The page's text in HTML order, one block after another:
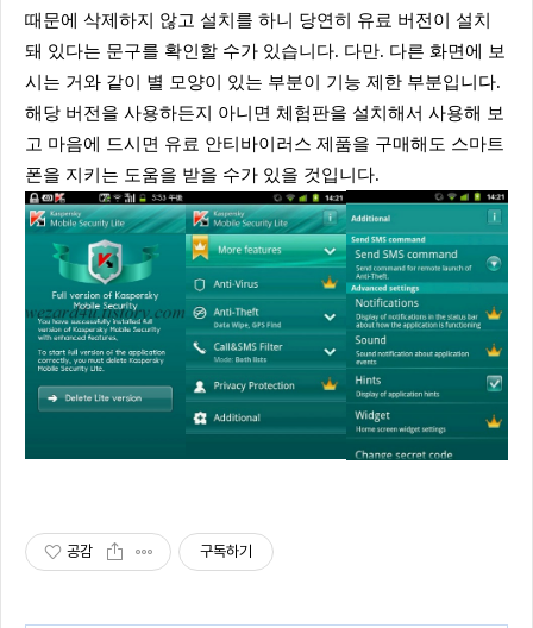
때문에 삭제하지 않고 설치를 하니 당연히 유료 버전이 설치
돼 있다는 문구를 확인할 수가 있습니다. 다만. 다른 화면에 보
시는 거와 같이 별 모양이 있는 부분이 기능 제한 부분입니다.
해당 버전을 사용하든지 아니면 체험판을 설치해서 사용해 보
고 마음에 드시면 유료 안티바이러스 제품을 구매해도 스마트
폰을 지키는 도움을 받을 수가 있을 것입니다.
공감 구독하기